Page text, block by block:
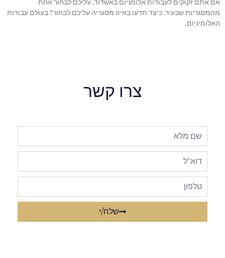
מהמסגריות שבעיר. כיצד תדעו באיזו מסגריה עליכם לבחור? בעולם עבודות
האלומיניום,
צרו קשר
שלח/י